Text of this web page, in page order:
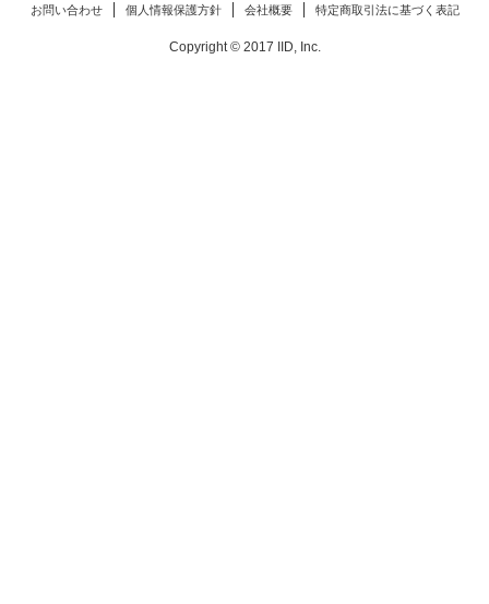
お問い合わせ 個人情報保護方針 会社概要 特定商取引法に基づく表記
Copyright © 2017 IID, Inc.